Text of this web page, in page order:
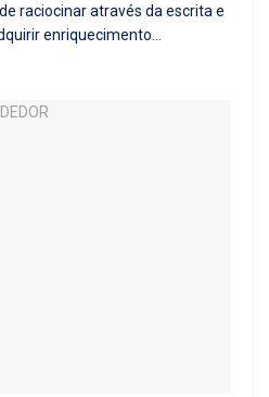
raciocinar através da escrita e
enriquecimento...